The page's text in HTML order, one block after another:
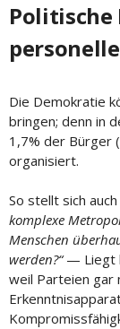
Politische
Die Demokratie
bringen; denn in
1,7% der Bürger
organisiert.
So stellt sich
komplexe
Menschen
werden?“— Liegt
weil Parteien gar